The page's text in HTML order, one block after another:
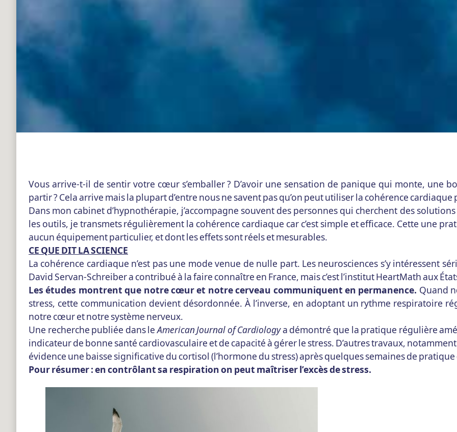
Vous arrive-t-il de sentir votre cœur s’emballer ? D’avoir une sensation de panique qui monte, une
partir ? Cela arrive mais la plupart d’entre nous ne savent pas qu’on peut utiliser la cohérence
Dans mon cabinet d’hypnothérapie, j’accompagne souvent des personnes qui cherchent des
les outils, je transmets régulièrement la cohérence cardiaque car c’est simple et efficace. Cette une
aucun équipement particulier, et dont les effets sont réels et mesurables.
CE QUE DIT LA SCIENCE
La cohérence cardiaque n’est pas une mode venue de nulle part. Les neurosciences s’y intéressent
David Servan-Schreiber a contribué à la faire connaître en France, mais c’est l’institut HeartMath aux
Les études montrent que notre cœur et notre cerveau communiquent en permanence. Quand
stress, cette communication devient désordonnée. À l’inverse, en adoptant un rythme respiratoire
notre cœur et notre système nerveux.
Une recherche publiée dans leAmerican Journal of Cardiologya démontré que la pratique régulière
indicateur de bonne santé cardiovasculaire et de capacité à gérer le stress. D’autres travaux,
évidence une baisse significative du cortisol (l’hormone du stress) après quelques semaines de
Pour résumer : en contrôlant sa respiration on peut maîtriser l’excès de stress.